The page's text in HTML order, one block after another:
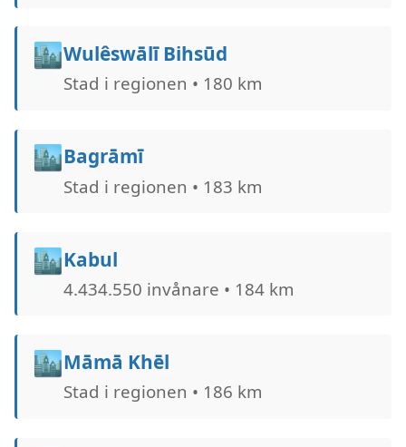
🏙️Wulêswālī Bihsūd
Stad i regionen • 180 km
🏙️Bagrāmī
Stad i regionen • 183 km
🏙️Kabul
4.434.550 invånare • 184 km
🏙️Māmā Khēl
Stad i regionen • 186 km